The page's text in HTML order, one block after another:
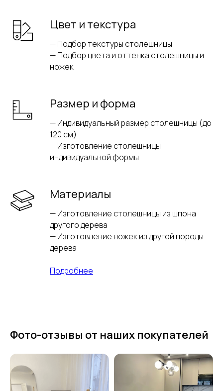
Цвет и текстура
— Подбор текстуры столешницы
— Подбор цвета и оттенка столешницы и
ножек
Размер и форма
— Индивидуальный размер столешницы (до
120 см)
— Изготовление столешницы
индивидуальной формы
Материалы
— Изготовление столешницы из шпона
другого дерева
— Изготовление ножек из другой породы
дерева
Подробнее
Фото-отзывы от наших покупателей